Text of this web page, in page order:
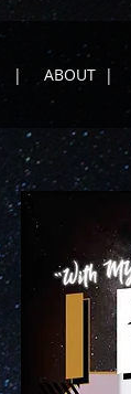
| ABOUT |